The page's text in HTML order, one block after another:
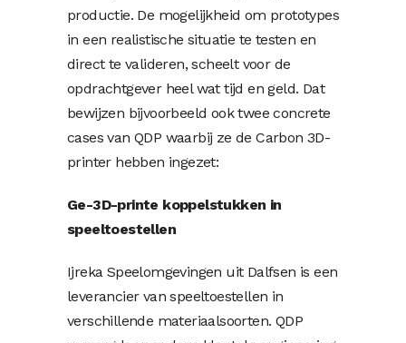
productie. De mogelijkheid om prototypes
in een realistische situatie te testen en
direct te valideren, scheelt voor de
opdrachtgever heel wat tijd en geld. Dat
bewijzen bijvoorbeeld ook twee concrete
cases van QDP waarbij ze de Carbon 3D-
printer hebben ingezet:
Ge-3D-printe koppelstukken in
speeltoestellen
Ijreka Speelomgevingen uit Dalfsen is een
leverancier van speeltoestellen in
verschillende materiaalsoorten. QDP